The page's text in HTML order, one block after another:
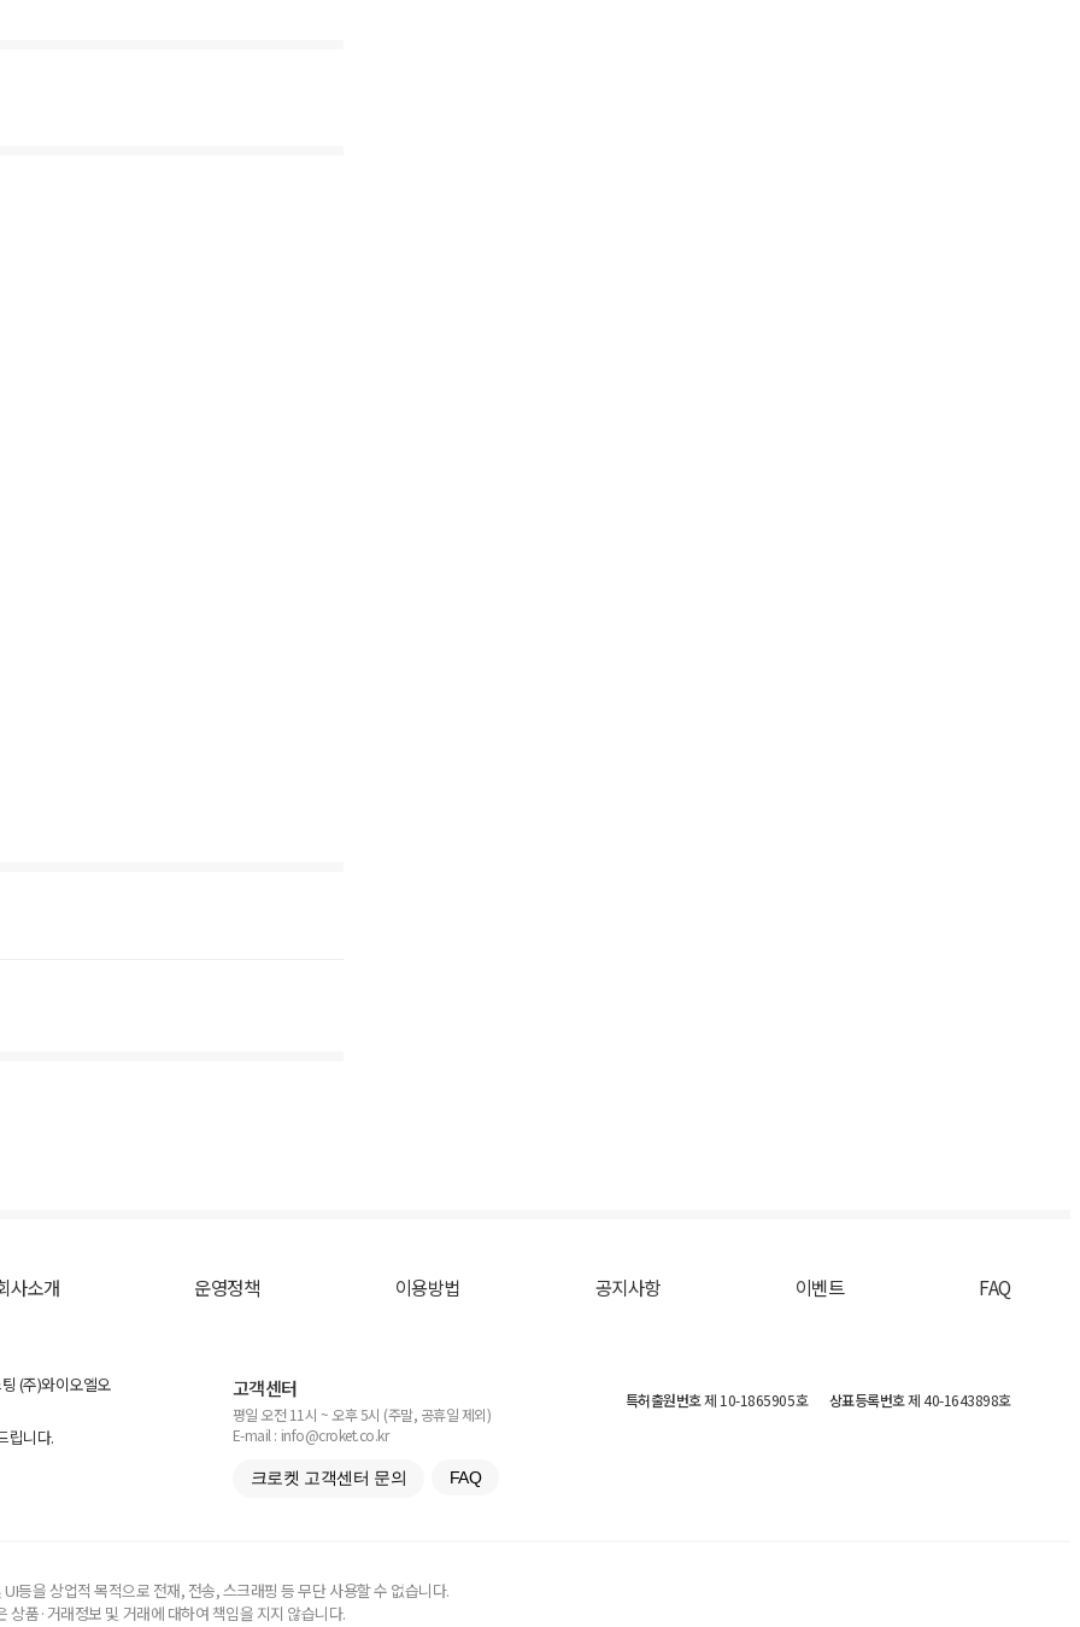
사소개 운영정책 이용방법 공지사항 이벤트 FAQ
(주)와이오엘오
립니다.
고객센터
평일 오전 11시 ~ 오후 5시 (주말, 공휴일 제외)
E-mail : info@croket.co.kr
크로켓 고객센터 문의 FAQ
특허출원번호제 10-1865905호 상표등록번호제 40-1643898호
등을 상업적 목적으로 전재, 전송, 스크래핑 등 무단 사용할 수 없습니다.
품·거래정보 및 거래에 대하여 책임을 지지 않습니다.